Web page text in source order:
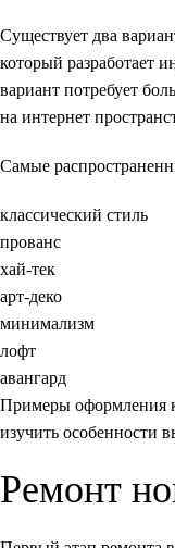
Существует два
который разработает
вариант потребует
на интернет
Самые
классический стиль
прованс
хай-тек
арт-деко
минимализм
лофт
авангард
Примеры оформления
изучить особенности
Ремонт